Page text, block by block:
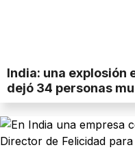
India: una explosión
dejó 34 personas